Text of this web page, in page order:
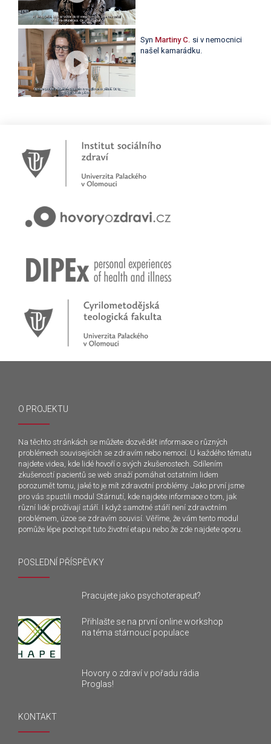
Syn Martiny C. si v nemocnici
našel kamarádku.
O PROJEKTU
Na těchto stránkách se můžete dozvědět informace o různých
problémech souvisejících se zdravím nebo nemocí. U každého tématu
najdete videa, kde lidé hovoří o svých zkušenostech. Sdílením
zkušeností pacientů se web snaží pomáhat ostatním lidem
porozumět tomu, jaké to je mít zdravotní problémy. Jako první jsme
pro vás spustili modul Stárnutí, kde najdete informace o tom, jak
různí lidé prožívají stáří. I když samotné stáří není zdravotním
problémem, úzce se zdravím souvisí. Věříme, že vám tento modul
pomůže lépe pochopit tuto životní etapu nebo že zde najdete oporu.
POSLEDNÍ PŘÍSPĚVKY
Pracujete jako psychoterapeut?
Přihlašte se na první online workshop
na téma stárnoucí populace
Hovory o zdraví v pořadu rádia
Proglas!
KONTAKT